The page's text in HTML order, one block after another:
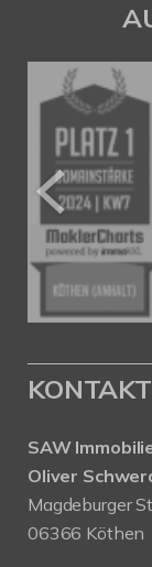
KONTAKT
SAW
Oliver
Magdeburger
06366 Köthen